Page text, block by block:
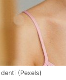
(Pexels)